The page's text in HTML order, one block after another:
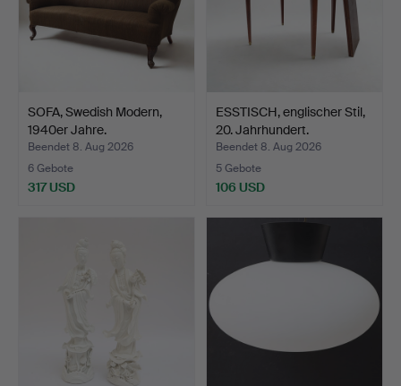
SOFA, Swedish Modern,
1940er Jahre.
Beendet 8. Aug 2026
6 Gebote
317 USD
ESSTISCH, englischer Stil,
20. Jahrhundert.
Beendet 8. Aug 2026
5 Gebote
106 USD